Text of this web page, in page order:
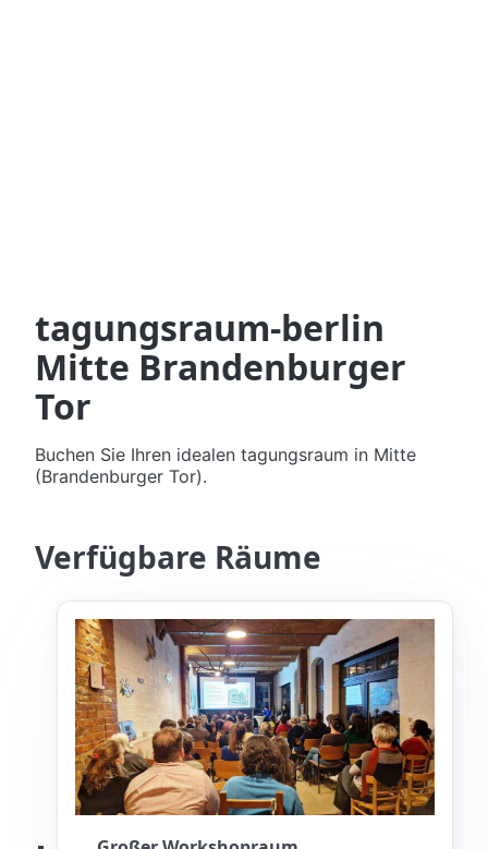
tagungsraum-berlin
Mitte Brandenburger
Tor
Buchen Sie Ihren idealen tagungsraum in Mitte
(Brandenburger Tor).
Verfügbare Räume